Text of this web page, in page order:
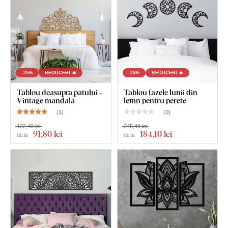
-25% REDUCERI 🔥
Tablou deasupra patului -
Vintage mandala
(1 )
de la 91,80 lei
122,40 lei
-25% REDUCERI 🔥
Tablou fazele lunii din
lemn pentru perete
(0)
de la 184,10 lei
245,40 lei